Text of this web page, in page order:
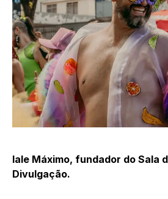
Iale Máximo, fundador do Sala
Divulgação.